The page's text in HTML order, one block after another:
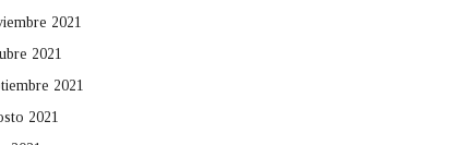
2021
2021
2021
2021